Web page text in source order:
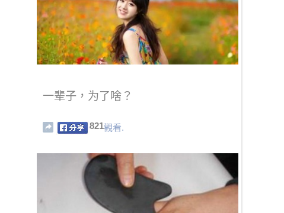
一辈子，为了啥？
821觀看.